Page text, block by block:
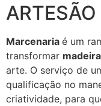
Marcenaria é um
transformar madeira
arte. O serviço de
qualificação no
criatividade, para